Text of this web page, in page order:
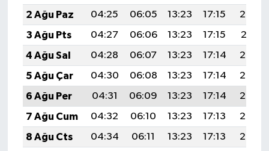
2 Ağu Paz
04:25 06:05 13:23 17:15
20:32
3 Ağu Pts
04:27 06:06 13:23 17:15
20:31
4 Ağu Sal
04:28 06:07 13:23 17:14
20:29
5 Ağu Çar
04:30 06:08 13:23 17:14
20:28
6 Ağu Per
04:31 06:09 13:23 17:14
20:27
7 Ağu Cum
04:32 06:10 13:23 17:13
20:26
8 Ağu Cts
04:34 06:11 13:23 17:13
20:25